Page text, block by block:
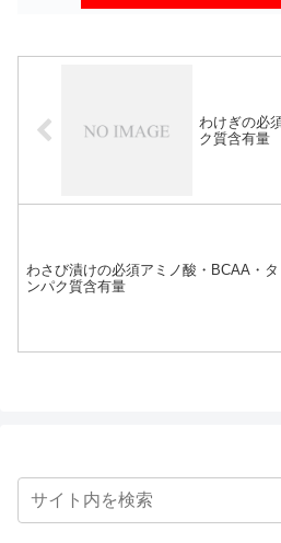
わけぎの必
ク質含有量
わさび漬けの必須アミノ酸・BCAA・タ
ンパク質含有量